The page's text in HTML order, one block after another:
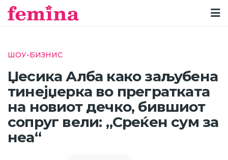
ШОУ-БИЗНИС
Џесика Алба како заљубена
тинејџерка во прегратката
на новиот дечко, бившиот
сопруг вели: „Среќен сум за
неа“